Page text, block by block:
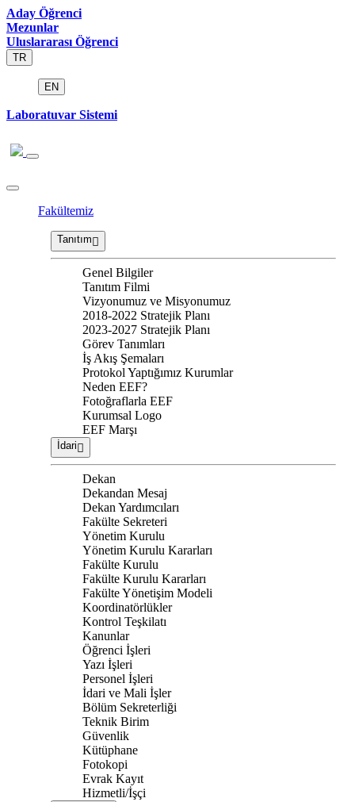
Aday Öğrenci
Mezunlar
Uluslararası Öğrenci
TR
EN
Laboratuvar Sistemi
Fakültemiz
Tanıtım
Genel Bilgiler
Tanıtım Filmi
Vizyonumuz ve Misyonumuz
2018-2022 Stratejik Planı
2023-2027 Stratejik Planı
Görev Tanımları
İş Akış Şemaları
Protokol Yaptığımız Kurumlar
Neden EEF?
Fotoğraflarla EEF
Kurumsal Logo
EEF Marşı
İdari
Dekan
Dekandan Mesaj
Dekan Yardımcıları
Fakülte Sekreteri
Yönetim Kurulu
Yönetim Kurulu Kararları
Fakülte Kurulu
Fakülte Kurulu Kararları
Fakülte Yönetişim Modeli
Koordinatörlükler
Kontrol Teşkilatı
Kanunlar
Öğrenci İşleri
Yazı İşleri
Personel İşleri
İdari ve Mali İşler
Bölüm Sekreterliği
Teknik Birim
Güvenlik
Kütüphane
Fotokopi
Evrak Kayıt
Hizmetli/İşçi